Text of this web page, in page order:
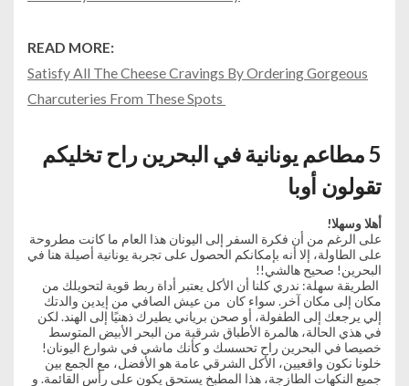
READ MORE:
Satisfy All The Cheese Cravings By Ordering Gorgeous
Charcuteries From These Spots
5 مطاعم يونانية في البحرين راح تخليكم
تقولون أوبا
أهلا وسهلا!
على الرغم من أن فكرة السفر إلى اليونان هذا العام ما كانت مطروحة
على الطاولة، إلا أنه بإمكانكم الحصول على تجربة يونانية أصيلة هنا في
البحرين! صحيح هالشي!!
الطريقة سهلة: ندري كلنا أن الأكل يعتبر أداة ربط قوية لتحويلك من
مكان إلى مكان آخر. سواء كان من عيش الصافي من إيدين والدتك
إلي يرجعك إلى الطفولة، أو صحن برياني يطيرك ذهنيًا إلى الهند. لكن
في هذي الحالة، هالمرة الأطباق شرقية من البحر الأبيض المتوسط ​
خصيصا في البحرين راح تحسسك و كأنك ماشي في شوارع اليونان!
خلونا نكون واقعيين، الأكل الشرقي عامة ​​هو الأفضل، مع الجمع بين
جميع النكهات الطازجة، هذا المطبخ يستحق يكون على رأس القائمة. و